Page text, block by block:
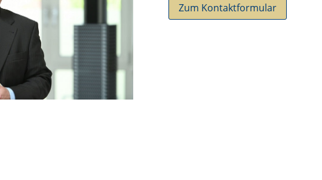
Zum Kontaktformular